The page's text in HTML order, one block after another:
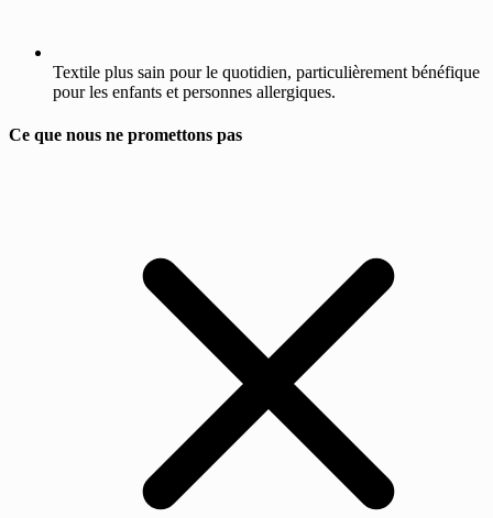
Textile plus sain pour le quotidien, particulièrement bénéfique
pour les enfants et personnes allergiques.
Ce que nous ne promettons pas